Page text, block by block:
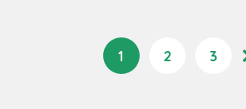
1 2 3